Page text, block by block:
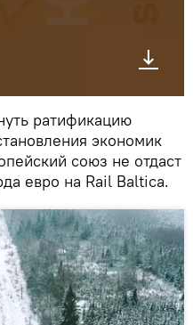
ратификацию
экономик
союз не отдаст
евро на Rail Baltica.